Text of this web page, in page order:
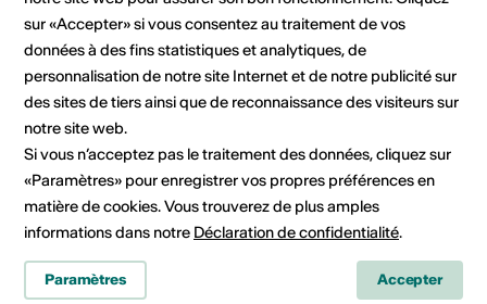
E-Mail
Site Internet
Rubriques
culturelles
Type de formation
Public cible
toute personne intéressée
Lieu de la formation
sur «Accepter» si vous consentez au traitement de vos
données à des fins statistiques et analytiques, de
personnalisation de notre site Internet et de notre publicité sur
des sites de tiers ainsi que de reconnaissance des visiteurs sur
notre site web.
Si vous n’acceptez pas le traitement des données, cliquez sur
«Paramètres» pour enregistrer vos propres préférences en
matière de cookies. Vous trouverez de plus amples
informations dans notre Déclaration de confidentialité.
Paramètres Accepter